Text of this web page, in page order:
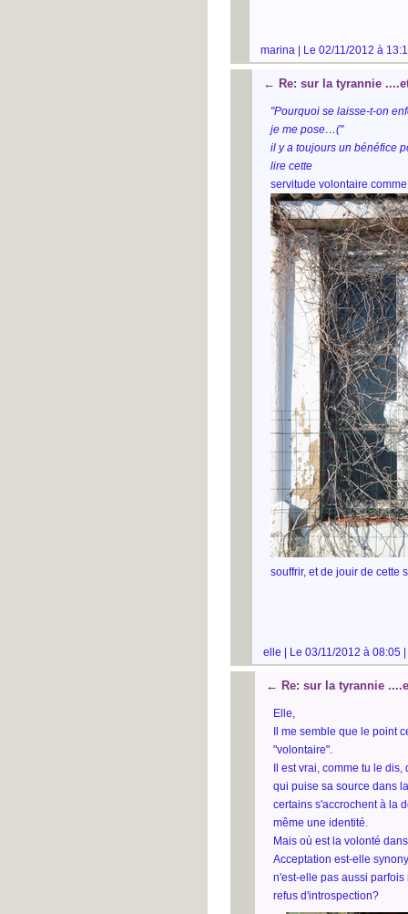
marina | Le 02/11/2012 à
← Re: sur la tyrannie
"Pourquoi se laisse-t-on
je me pose…("
il y a toujours un bénéfice
lire cette
servitude volontaire
souffrir, et de jouir de cette
elle | Le 03/11/2012 à 08:05 |
← Re: sur la tyrannie
Elle,
Il me semble que le point
"volontaire".
Il est vrai, comme tu le
qui puise sa source dans
certains s'accrochent à la
même une identité.
Mais où est la volonté
Acceptation est-elle
n'est-elle pas aussi
refus d'introspection?